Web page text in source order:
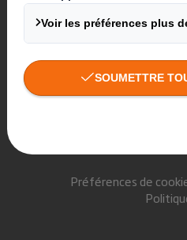
Préférences de